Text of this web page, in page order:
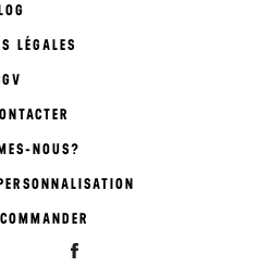
LÉGALES
NOUS?